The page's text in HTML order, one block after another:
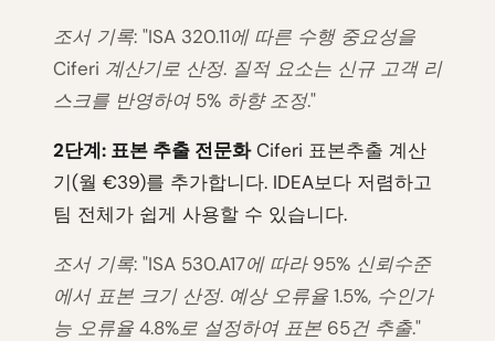
조서 기록: "ISA 320.11에 따른 수행 중요성을
Ciferi 계산기로 산정. 질적 요소는 신규 고객 리
스크를 반영하여 5% 하향 조정."
2단계: 표본 추출 전문화Ciferi 표본추출 계산
기(월 €39)를 추가합니다. IDEA보다 저렴하고
팀 전체가 쉽게 사용할 수 있습니다.
조서 기록: "ISA 530.A17에 따라 95% 신뢰수준
에서 표본 크기 산정. 예상 오류율 1.5%, 수인가
능 오류율 4.8%로 설정하여 표본 65건 추출."